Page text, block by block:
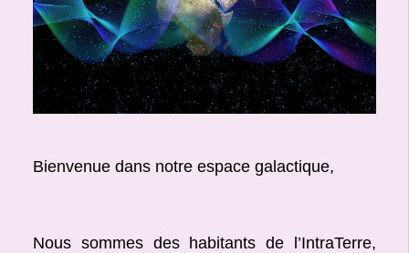
Bienvenue dans notre espace galactique,
Nous sommes des habitants de l’IntraTerre,